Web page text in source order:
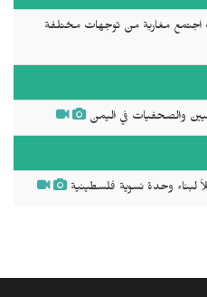
اجتمع مغاربة من توجهات مختلفة
والصحفيات في اليمن
لبناء وحدة نسوية فلسطينية